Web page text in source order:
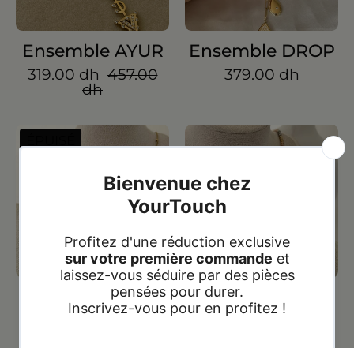
Ensemble AYUR
319.00 dh 457.00
dh
Ensemble DROP
379.00 dh
Ensemble
LIORA
Ensemble LIORA
Ensemble
NEXA
Ensemble NEXA
329.00 dh